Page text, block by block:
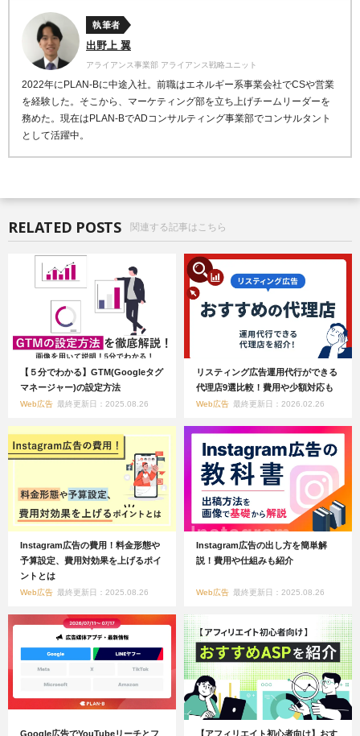
執筆者
出野上 翼
アライアンス事業部 アライアンス戦略ユニット
2022年にPLAN-Bに中途入社。前職はエネルギー系事業会社でCSや営業
を経験した。そこから、マーケティング部を立ち上げチームリーダーを
務めた。現在はPLAN-BでADコンサルティング事業部でコンサルタント
として活躍中。
RELATED POSTS 関連する記事はこちら
【５分でわかる】GTM(Googleタグ
マネージャー)の設定方法
Web広告 最終更新日：2025.08.26
リスティング広告運用代行ができる
代理店9選比較！費用や少額対応も
Web広告 最終更新日：2026.02.26
Instagram広告の費用！料金形態や
予算設定、費用対効果を上げるポイ
ントとは
Web広告 最終更新日：2025.08.26
Instagram広告の出し方を簡単解
説！費用や仕組みも紹介
Web広告 最終更新日：2025.08.26
Google広告でYouTubeリーチとフ
【アフィリエイト初心者向け】おす